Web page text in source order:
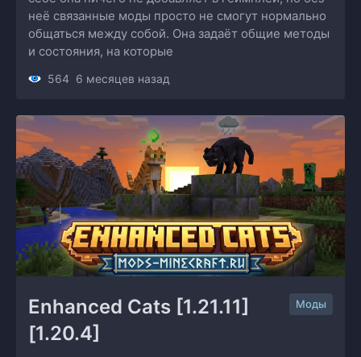
неё связанные моды просто не смогут нормально
общаться между собой. Она задаёт общие методы
и состояния, на которые
564 6 месяцев назад
Enhanced Cats [1.21.11]
[1.20.4]
Моды